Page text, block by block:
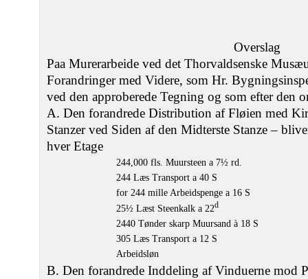
Overslag
Paa Murerarbeide ved det Thorvaldsenske
Forandringer med Videre, som Hr.
ved den approberede Tegning og som efter den
A. Den forandrede Distribution af Fløien med
Stanzer ved Siden af den Midterste Stanze –
hver Etage
244,000 fls. Muursteen a 7½ rd.
244 Læs Transport a 40 S
for 244 mille Arbeidspenge a 16 S
25½ Læst Steenkalk a 22d
2440 Tønder skarp Muursand à 18 S
305 Læs Transport a 12 S
Arbeidsløn
B. Den forandrede Inddeling af Vinduerne mod